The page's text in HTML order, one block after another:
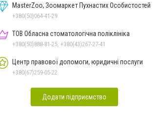
MasterZoo, Зоомаркет Пухнастих Особистостей
+380(50)064-41-29
ТОВ Обласна стоматологічна поліклініка
+380(50)888-81-25, +380(43)267-27-41
Центр правової допомоги, юридичні послуги
+380(67)259-05-22
Додати підприємство